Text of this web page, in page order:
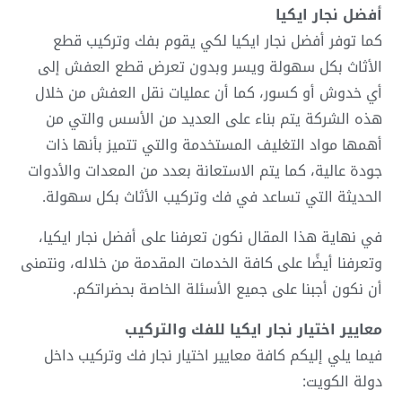
أفضل نجار ايكيا
كما توفر أفضل نجار ايكيا لكي يقوم بفك وتركيب قطع
الأثاث بكل سهولة ويسر وبدون تعرض قطع العفش إلى
أي خدوش أو كسور، كما أن عمليات نقل العفش من خلال
هذه الشركة يتم بناء على العديد من الأسس والتي من
أهمها مواد التغليف المستخدمة والتي تتميز بأنها ذات
جودة عالية، كما يتم الاستعانة بعدد من المعدات والأدوات
الحديثة التي تساعد في فك وتركيب الأثاث بكل سهولة.
في نهاية هذا المقال نكون تعرفنا على أفضل نجار ايكيا،
وتعرفنا أيضًا على كافة الخدمات المقدمة من خلاله، ونتمنى
أن نكون أجبنا على جميع الأسئلة الخاصة بحضراتكم.
معايير اختيار نجار ايكيا للفك والتركيب
فيما يلي إليكم كافة معايير اختيار نجار فك وتركيب داخل
دولة الكويت: